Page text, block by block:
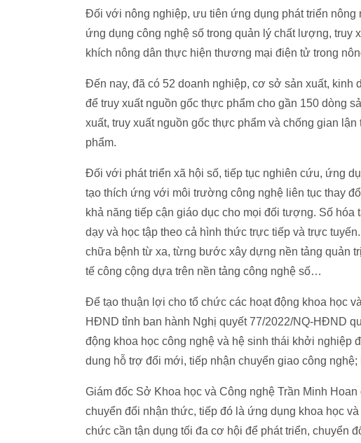
Đối với nông nghiệp, ưu tiên ứng dụng phát triển nông
ứng dụng công nghệ số trong quản lý chất lượng, truy
khích nông dân thực hiện thương mại điện tử trong
Đến nay, đã có 52 doanh nghiệp, cơ sở sản xuất, kinh
để truy xuất nguồn gốc thực phẩm cho gần 150 dòng
xuất, truy xuất nguồn gốc thực phẩm và chống gian
phẩm.
Đối với phát triển xã hội số, tiếp tục nghiên cứu, ứng
tạo thích ứng với môi trường công nghệ liên tục thay
khả năng tiếp cận giáo dục cho mọi đối tượng. Số
dạy và học tập theo cả hình thức trực tiếp và trực
chữa bệnh từ xa, từng bước xây dựng nền tảng quản
tế công cộng dựa trên nền tảng công nghệ số…
Để tạo thuận lợi cho tổ chức các hoạt động khoa học
HĐND tỉnh ban hành Nghị quyết 77/2022/NQ-HĐND
động khoa học công nghệ và hệ sinh thái khởi nghiệp
dung hỗ trợ đổi mới, tiếp nhận chuyển giao công
Giám đốc Sở Khoa học và Công nghệ Trần Minh
chuyển đổi nhận thức, tiếp đó là ứng dụng khoa học
chức cần tận dụng tối đa cơ hội để phát triển, chuyển